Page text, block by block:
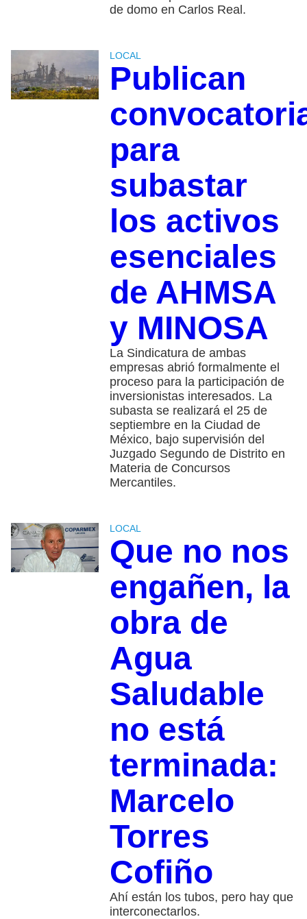
de domo en Carlos Real.
LOCAL
Publican
para
subastar
los activos
esenciales
de AHMSA
y MINOSA
La Sindicatura de ambas
empresas abrió formalmente el
proceso para la participación de
inversionistas interesados. La
subasta se realizará el 25 de
septiembre en la Ciudad de
México, bajo supervisión del
Juzgado Segundo de Distrito en
Materia de Concursos
Mercantiles.
LOCAL
Que no nos
engañen, la
obra de
Agua
Saludable
no está
terminada:
Marcelo
Torres
Cofiño
Ahí están los tubos, pero hay que
interconectarlos.